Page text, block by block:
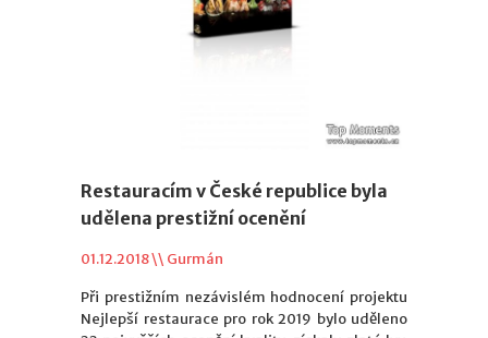
Restauracím v České republice byla
udělena prestižní ocenění
01.12.2018 \\ Gurmán
Při prestižním nezávislém hodnocení projektu
Nejlepší restaurace pro rok 2019 bylo uděleno